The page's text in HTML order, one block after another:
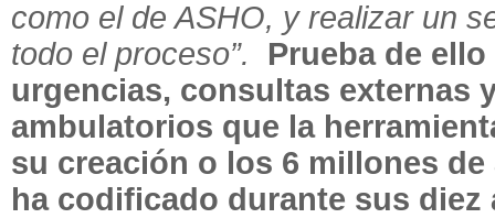
como el de ASHO, y realizar un
todo el proceso”.
Prueba de
urgencias, consultas externas
ambulatorios que la
su creación o los 6 millones
ha codificado durante sus diez